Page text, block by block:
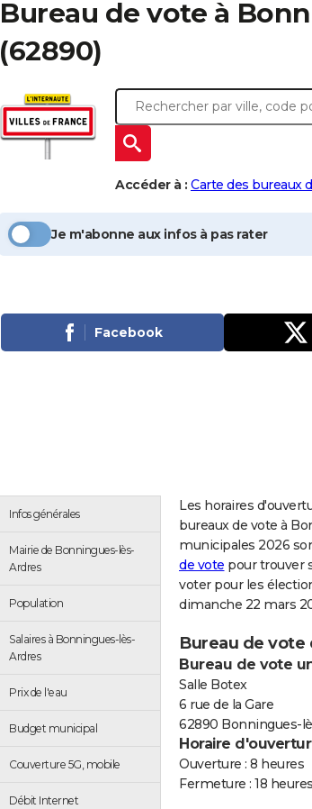
Bureau de vote à
(62890)
Accéder à : Carte des bureaux
Je m'abonne aux infos à pas rater
Facebook
Infos générales
Mairie de Bonningues-lès-
Ardres
Population
Salaires à Bonningues-lès-
Ardres
Prix de l'eau
Budget municipal
Couverture 5G, mobile
Débit Internet
Les horaires
bureaux de vote à
municipales 2026
de vote pour trouver
voter pour les
dimanche 22 mars
Bureau de vote
Bureau de vote
Salle Botex
6 rue de la Gare
62890 Bonningues-
Horaire
Ouverture : 8 heures
Fermeture : 18 heures